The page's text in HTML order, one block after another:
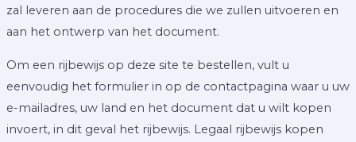
zal leveren aan de procedures die we zullen uitvoeren en
aan het ontwerp van het document.
Om een rijbewijs op deze site te bestellen, vult u
eenvoudig het formulier in op de contactpagina waar u uw
e-mailadres, uw land en het document dat u wilt kopen
invoert, in dit geval het rijbewijs. Legaal rijbewijs kopen